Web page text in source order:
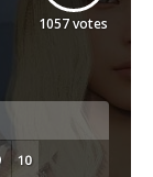
1057votes